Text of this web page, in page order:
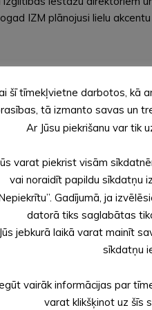
IZM plānojusi lielu
skolu turpmāko darbību, to
izglītību, pedagogu
izglītību un pedagogiem
ka pašvaldība ir
būs datos un rūpīgā
izglītības piedāvājums.
izglītības iestāžu tīkla
vislabāko izglītību
šī tīmekļvietne darbotos, kā
tā izmanto savas un
Ar Jūsu piekrišanu var tik
varat piekrist visām
vai noraidīt papildu sīkdatņu
Gadījumā, ja
datorā tiks saglabātas
Jūs jebkurā laikā varat mainīt
sīkdatņu
vairāk informācijas par
varat klikšķinot uz šīs